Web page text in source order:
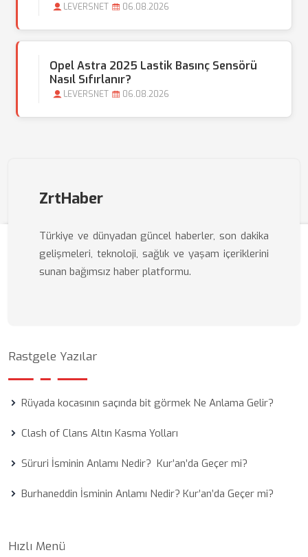
LEVERSNET 06.08.2026
Opel Astra 2025 Lastik Basınç Sensörü
Nasıl Sıfırlanır?
LEVERSNET 06.08.2026
ZrtHaber
Türkiye ve dünyadan güncel haberler, son dakika
gelişmeleri, teknoloji, sağlık ve yaşam içeriklerini
sunan bağımsız haber platformu.
Rastgele Yazılar
Rüyada kocasının saçında bit görmek Ne Anlama Gelir?
Clash of Clans Altın Kasma Yolları
Süruri İsminin Anlamı Nedir? Kur’an’da Geçer mi?
Burhaneddin İsminin Anlamı Nedir? Kur’an’da Geçer mi?
Hızlı Menü